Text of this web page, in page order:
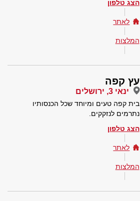
הצג טלפון
לאתר
המלצות
עץ קפה
ינאי 3, ירושלים
בית קפה טעים ומיוחד שכל הכנסותיו
נתרמים לנזקקים.
הצג טלפון
לאתר
המלצות